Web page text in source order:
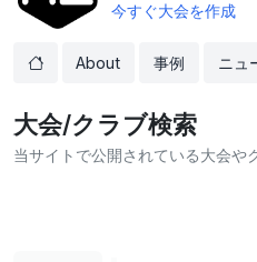
今すぐ大会を作成
About 事例 ニュ
大会/クラブ検索
当サイトで公開されている大会や